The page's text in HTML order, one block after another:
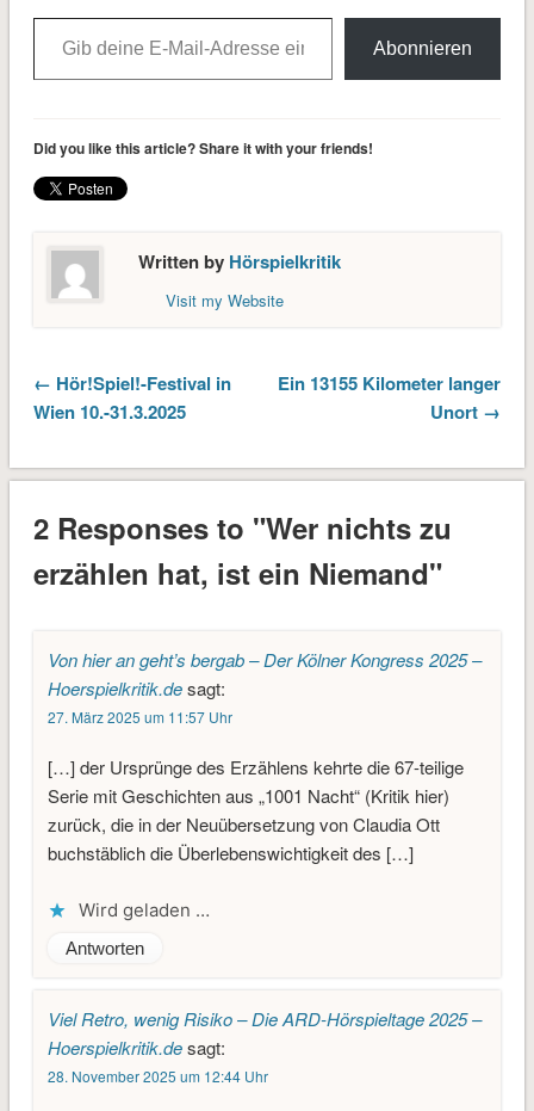
Gib deine E-Mail-Adresse ein ...
Abonnieren
Did you like this article? Share it with your friends!
Written by Hörspielkritik
Visit my Website
← Hör!Spiel!-Festival in
Wien 10.-31.3.2025
Ein 13155 Kilometer langer
Unort →
2 Responses to "Wer nichts zu
erzählen hat, ist ein Niemand"
Von hier an geht’s bergab – Der Kölner Kongress 2025 –
Hoerspielkritik.desagt:
27. März 2025 um 11:57 Uhr
[…] der Ursprünge des Erzählens kehrte die 67-teilige
Serie mit Geschichten aus „1001 Nacht“ (Kritik hier)
zurück, die in der Neuübersetzung von Claudia Ott
buchstäblich die Überlebenswichtigkeit des […]
Wird geladen …
Antworten
Viel Retro, wenig Risiko – Die ARD-Hörspieltage 2025 –
Hoerspielkritik.desagt:
28. November 2025 um 12:44 Uhr